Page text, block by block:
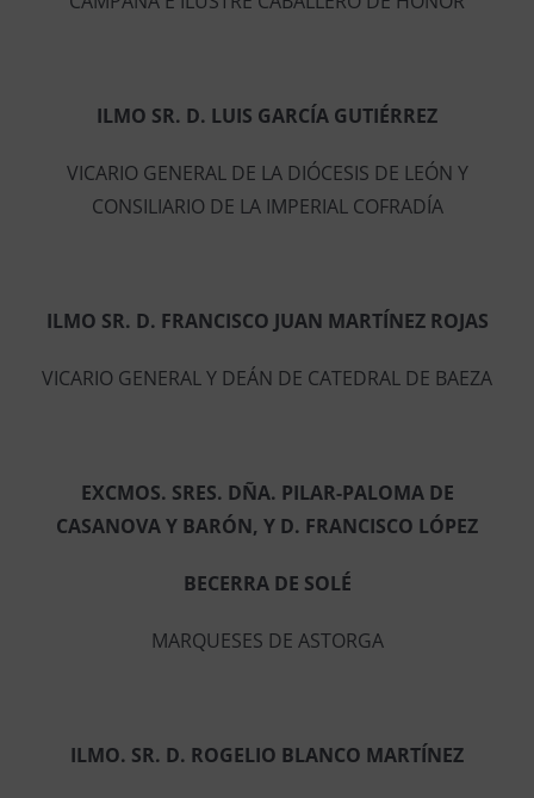
ILMO SR. D. LUIS GARCÍA GUTIÉRREZ
VICARIO GENERAL DE LA DIÓCESIS DE LEÓN Y
CONSILIARIO DE LA IMPERIAL COFRADÍA
ILMO SR. D. FRANCISCO JUAN MARTÍNEZ ROJAS
VICARIO GENERAL Y DEÁN DE CATEDRAL DE BAEZA
EXCMOS. SRES. DÑA. PILAR-PALOMA DE
CASANOVA Y BARÓN, Y D. FRANCISCO LÓPEZ
BECERRA DE SOLÉ
MARQUESES DE ASTORGA
ILMO. SR. D. ROGELIO BLANCO MARTÍNEZ